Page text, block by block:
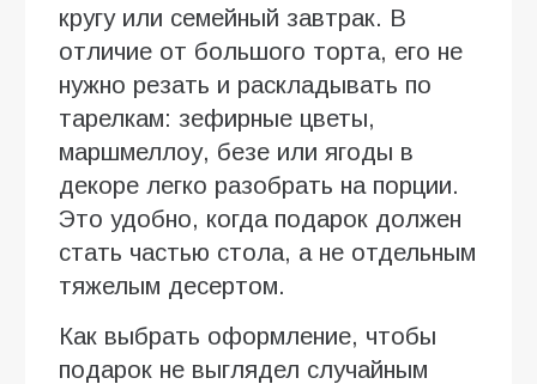
кругу или семейный завтрак. В
отличие от большого торта, его не
нужно резать и раскладывать по
тарелкам: зефирные цветы,
маршмеллоу, безе или ягоды в
декоре легко разобрать на порции.
Это удобно, когда подарок должен
стать частью стола, а не отдельным
тяжелым десертом.
Как выбрать оформление, чтобы
подарок не выглядел случайным